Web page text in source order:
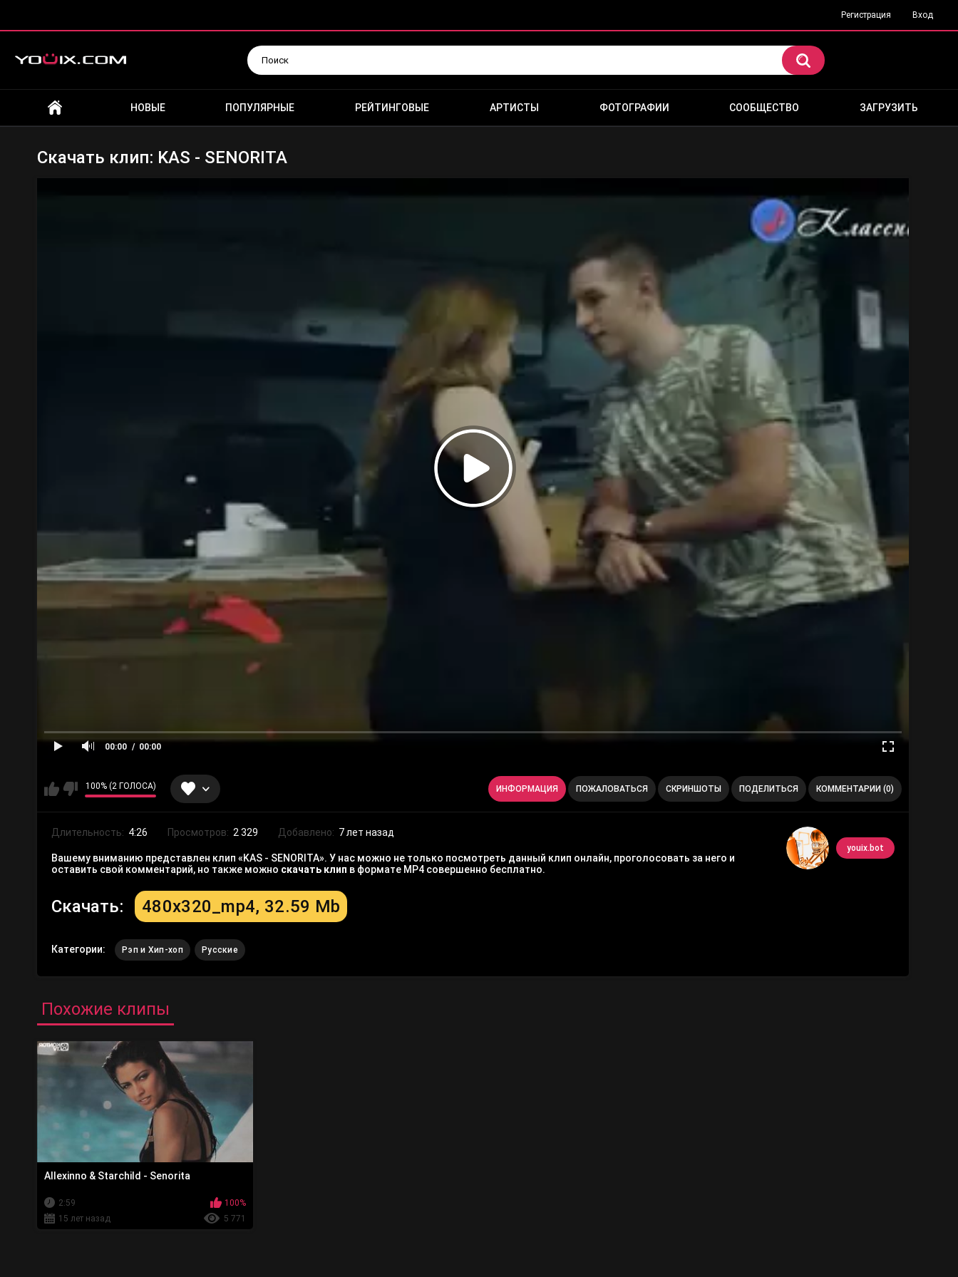
Регистрация Вход
НОВЫЕ ПОПУЛЯРНЫЕ РЕЙТИНГОВЫЕ АРТИСТЫ ФОТОГРАФИИ СООБЩЕСТВО ЗАГРУЗИТЬ
Скачать клип: KAS - SENORITA
00:00 00:00
100% (2 ГОЛОСА) ИНФОРМАЦИЯ ПОЖАЛОВАТЬСЯ СКРИНШОТЫ ПОДЕЛИТЬСЯ КОММЕНТАРИИ (0)
youix.bot
Длительность: 4:26 Просмотров: 2 329 Добавлено: 7 лет назад
Вашему вниманию представлен клип «KAS - SENORITA». У нас можно не только посмотреть данный клип онлайн, проголосовать за него и
оставить свой комментарий, но также можно скачать клип в формате MP4 совершенно бесплатно.
Скачать: 480x320_mp4, 32.59 Mb
Категории: Рэп и Хип-хоп Русские
Похожие клипы
Allexinno & Starchild - Senorita
2:59
100%
15 лет назад
5 771